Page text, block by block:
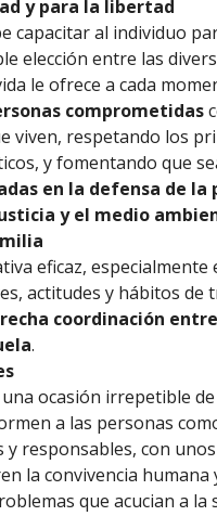
y para la libertad
capacitar al individuo
elección entre las
le ofrece a cada
comprometidas
viven, respetando los
y fomentando que
en la defensa de la
y el medio
eficaz, especialmente
actitudes y hábitos de
coordinación
.
una ocasión irrepetible
a las personas
y responsables, con
la convivencia humana
que acucian a la